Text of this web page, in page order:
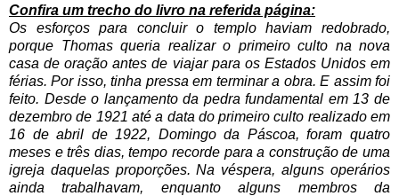
Confira um trecho do livro na referida página:
Os esforços para concluir o templo haviam redobrado,
porque Thomas queria realizar o primeiro culto na nova
casa de oração antes de viajar para os Estados Unidos em
férias. Por isso, tinha pressa em terminar a obra. E assim foi
feito. Desde o lançamento da pedra fundamental em 13 de
dezembro de 1921 até a data do primeiro culto realizado em
16 de abril de 1922, Domingo da Páscoa, foram quatro
meses e três dias, tempo recorde para a construção de uma
igreja daquelas proporções. Na véspera, alguns operários
ainda trabalhavam, enquanto alguns membros da